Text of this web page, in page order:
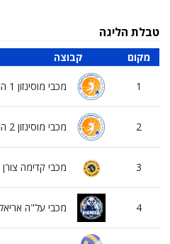
טבלת הליגה
קבוצה מקום
מכבי מוסינזון 1 הוד השרון 1
מכבי מוסינזון 2 הוד השרון 2
מכבי קדימה צורן 3
מכבי על"ה 4